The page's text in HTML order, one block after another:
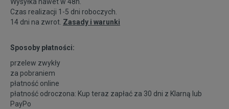
Wysyłka nawet w 48h.
Czas realizacji 1-5 dni roboczych.
14 dni na zwrot. Zasady i warunki
Sposoby płatności:
przelew zwykły
za pobraniem
płatność online
płatność odroczona: Kup teraz zapłać za 30 dni z Klarną lub
PayPo